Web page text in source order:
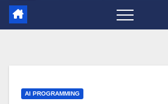
AI PROGRAMMING